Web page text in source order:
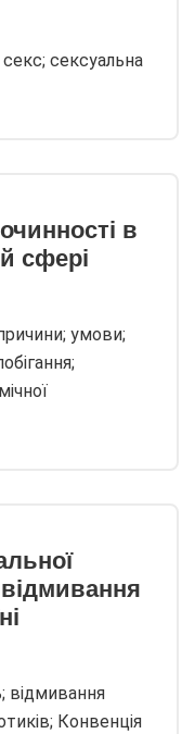
секс; сексуальна
в
сфері
умови;
відмивання
відмивання
Конвенція